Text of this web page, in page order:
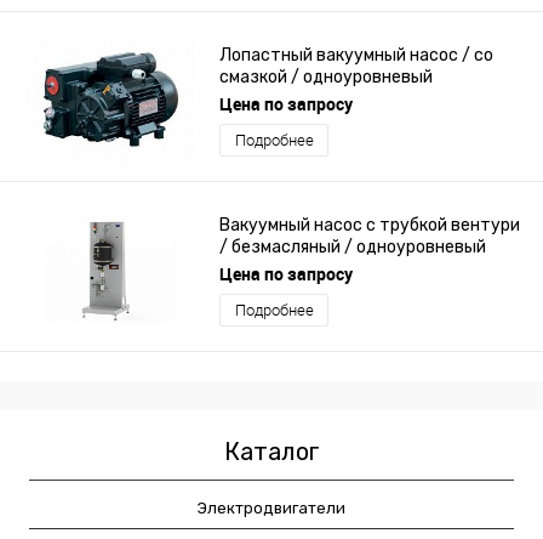
Лопастный вакуумный насос / со
смазкой / одноуровневый
Цена по запросу
Подробнее
Вакуумный насос с трубкой вентури
/ безмасляный / одноуровневый
Цена по запросу
Подробнее
Каталог
Электродвигатели